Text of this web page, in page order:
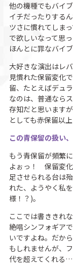
他の機種でもバイ
イチだったりする
ツさに慣れてしま
で欲しいなって思
ほんとに罪なバイ
大好きな演出はレ
見慣れた保留変化
留、たとえばデュ
なのは、普通なら
存知だと思います
としても赤保留以上
この青保留の扱い
もう青保留が頻繁
よぉっ！ 保留変化
足させられる台は
れた、ようやく私
様！？)。
ここでは書ききれ
絶唱シンフォギア
いですよね。だか
もしれませんが、
代を超えてくれる